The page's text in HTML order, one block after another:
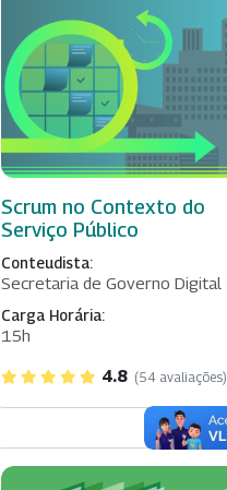
Scrum no Contexto do
Serviço Público
Conteudista:
Secretaria de Governo Digital
Carga Horária:
15h
4.8 (54 avaliações)